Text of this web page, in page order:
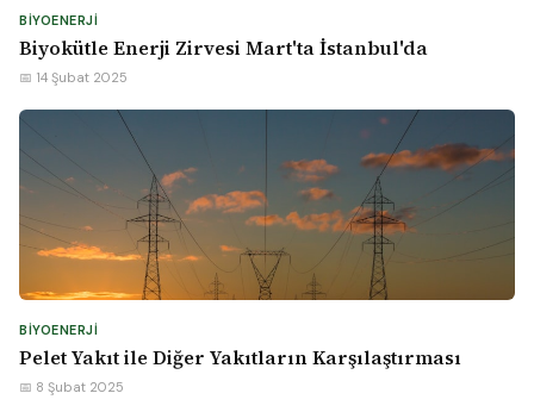
BIYOENERJI
Biyokütle Enerji Zirvesi Mart'ta İstanbul'da
📅 14 Şubat 2025
BIYOENERJI
Pelet Yakıt ile Diğer Yakıtların Karşılaştırması
📅 8 Şubat 2025